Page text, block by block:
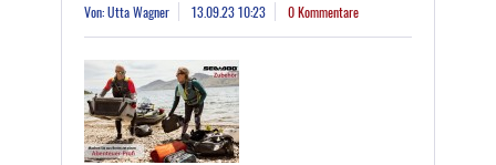
Von: Utta Wagner 13.09.23 10:23 0 Kommentare